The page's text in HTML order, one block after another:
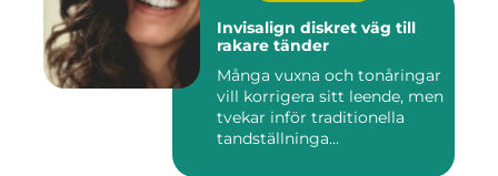
Invisalign diskret väg till
rakare tänder
Många vuxna och tonåringar
vill korrigera sitt leende, men
tvekar inför traditionella
tandställninga...